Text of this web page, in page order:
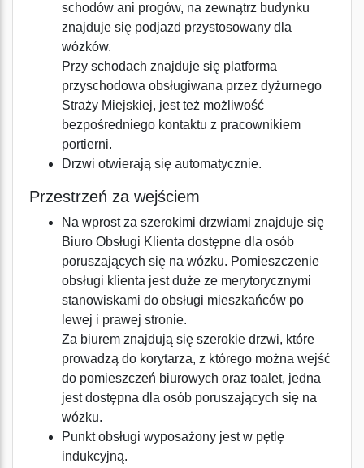
schodów ani progów, na zewnątrz budynku
znajduje się podjazd przystosowany dla
wózków.
Przy schodach znajduje się platforma
przyschodowa obsługiwana przez dyżurnego
Straży Miejskiej, jest też możliwość
bezpośredniego kontaktu z pracownikiem
portierni.
Drzwi otwierają się automatycznie.
Przestrzeń za wejściem
Na wprost za szerokimi drzwiami znajduje się
Biuro Obsługi Klienta dostępne dla osób
poruszających się na wózku. Pomieszczenie
obsługi klienta jest duże ze merytorycznymi
stanowiskami do obsługi mieszkańców po
lewej i prawej stronie.
Za biurem znajdują się szerokie drzwi, które
prowadzą do korytarza, z którego można wejść
do pomieszczeń biurowych oraz toalet, jedna
jest dostępna dla osób poruszających się na
wózku.
Punkt obsługi wyposażony jest w pętlę
indukcyjną.